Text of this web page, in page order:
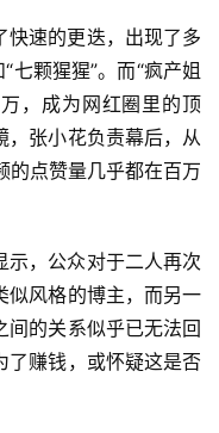
速的更迭，出现了多
七颗猩猩”。而“疯产姐
，成为网红圈里的顶
，张小花负责幕后，从
点赞量几乎都在百万
，公众对于二人再次
似风格的博主，而另一
间的关系似乎已无法回
了赚钱，或怀疑这是否